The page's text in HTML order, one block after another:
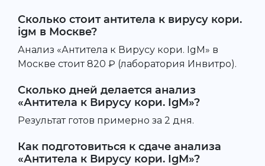
Сколько стоит антитела к вирусу кори.
igм в Москве?
Анализ «Антитела к Вирусу кори. IgМ» в
Москве стоит 820 ₽ (лаборатория Инвитро).
Сколько дней делается анализ
«Антитела к Вирусу кори. IgМ»?
Результат готов примерно за 2 дня.
Как подготовиться к сдаче анализа
«Антитела к Вирусу кори. IgМ»?